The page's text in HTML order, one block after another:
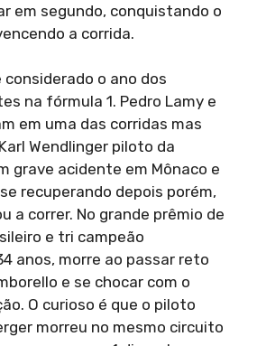
em segundo, conquistando o
a corrida.
considerado o ano dos
na fórmula 1. Pedro Lamy e
em uma das corridas mas
Wendlinger piloto da
grave acidente em Mônaco e
recuperando depois porém,
a correr. No grande prêmio de
e tri campeão
anos, morre ao passar reto
e se chocar com o
O curioso é que o piloto
morreu no mesmo circuito